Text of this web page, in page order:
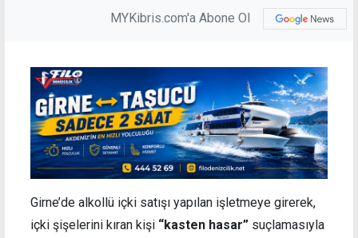
MYKibris.com'a Abone Ol
Girne’de alkollü içki satışı yapılan işletmeye girerek,
içki şişelerini kıran kişi “kasten hasar” suçlamasıyla